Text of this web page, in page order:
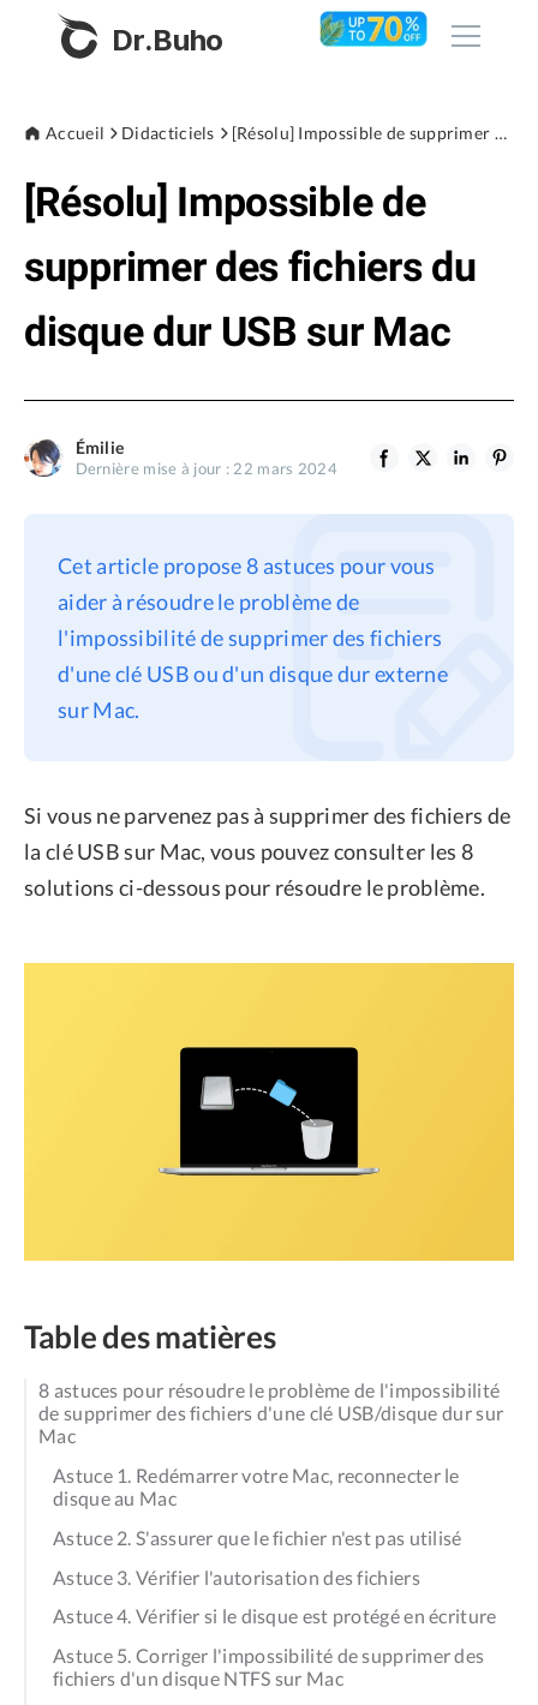
Dr.Buho
Produits
BuhoCleaner
BuhoUnlocker
BuhoRepair
BuhoLaunchpad
Boutique
Blog
L'entreprise
Confidentialité
Conditions générales
Politique de
remboursement
Accueil Didacticiels [Résolu] Impossible de supprimer des fichiers du disque dur USB sur Mac
[Résolu] Impossible de
supprimer des fichiers du
disque dur USB sur Mac
Émilie
Dernière mise à jour : 22 mars 2024
Cet article propose 8 astuces pour vous
aider à résoudre le problème de
l'impossibilité de supprimer des fichiers
d'une clé USB ou d'un disque dur externe
sur Mac.
Si vous ne parvenez pas à supprimer des fichiers de
la clé USB sur Mac, vous pouvez consulter les 8
solutions ci-dessous pour résoudre le problème.
Table des matières
8 astuces pour résoudre le problème de l'impossibilité
de supprimer des fichiers d'une clé USB/disque dur sur
Mac
Astuce 1. Redémarrer votre Mac, reconnecter le
disque au Mac
Astuce 2. S'assurer que le fichier n'est pas utilisé
Astuce 3. Vérifier l'autorisation des fichiers
Astuce 4. Vérifier si le disque est protégé en écriture
Astuce 5. Corriger l'impossibilité de supprimer des
fichiers d'un disque NTFS sur Mac